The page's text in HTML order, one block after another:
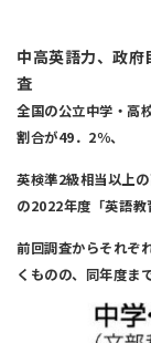
中高英語力、政
査
全国の公立中学・高
割合が49．2％、
英検準2級相当以上
の2022年度「英語教
前回調査からそれぞ
くものの、同年度ま